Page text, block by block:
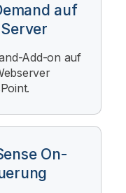
auf
-Add-on auf
On-